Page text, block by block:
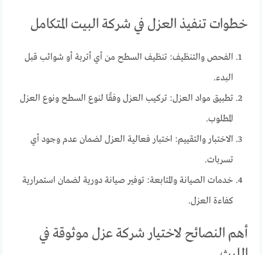
خطوات تنفيذ العزل في شركة البيت المتكامل
الفحص والتنظيف: تنظيف السطح من أي أتربة أو شوائب قبل
البدء.
تطبيق مواد العزل: تركيب العزل وفقًا لنوع السطح ونوع العزل
المطلوب.
الاختبار والتقييم: اختبار فعالية العزل لضمان عدم وجود أي
تسربات.
خدمات الصيانة والمتابعة: توفير صيانة دورية لضمان استمرارية
كفاءة العزل.
أهم النصائح لاختيار شركة عزل موثوقة في